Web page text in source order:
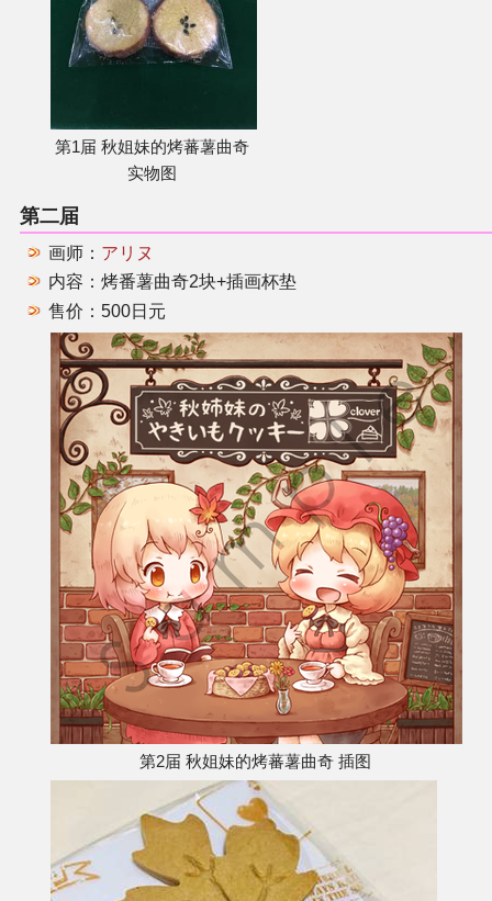
第1届 秋姐妹的烤蕃薯曲奇
实物图
第二届
画师： アリヌ
内容：烤番薯曲奇2块+插画杯垫
售价：500日元
第2届 秋姐妹的烤蕃薯曲奇 插图